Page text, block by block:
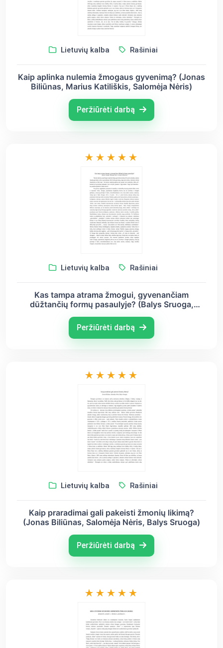
Lietuvių kalba Rašiniai
Kaip aplinka nulemia žmogaus gyvenimą? (Jonas
Biliūnas, Marius Katiliškis, Salomėja Nėris)
Peržiūrėti darbą
Lietuvių kalba Rašiniai
Kas tampa atrama žmogui, gyvenančiam
dūžtančių formų pasaulyje? (Balys Sruoga,
Peržiūrėti darbą
Lietuvių kalba Rašiniai
Kaip praradimai gali pakeisti žmonių likimą?
(Jonas Biliūnas, Salomėja Nėris, Balys Sruoga)
Peržiūrėti darbą